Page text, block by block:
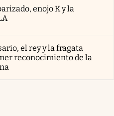
enojo K y la
el rey y la fragata
reconocimiento de la